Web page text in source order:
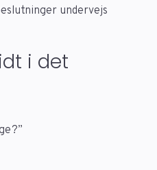
undervejs
i det